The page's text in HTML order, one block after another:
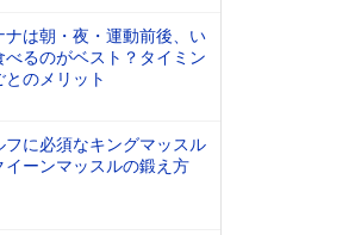
ナは朝・夜・運動前後、い
べるのがベスト？タイミン
とのメリット
フに必須なキングマッスル
イーンマッスルの鍛え方